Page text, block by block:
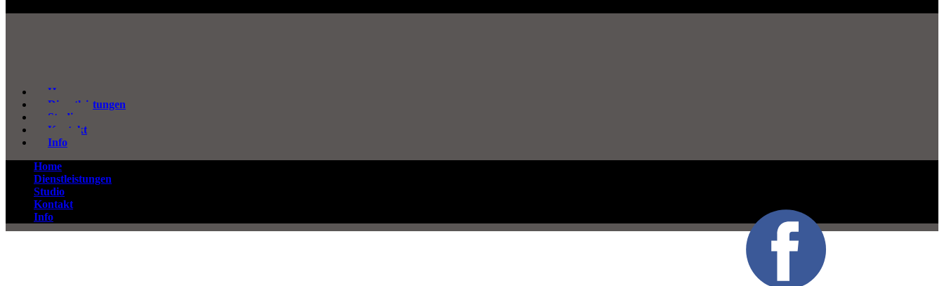
Home
Dienstleistungen
Studio
Kontakt
Info
Home
Dienstleistungen
Studio
Kontakt
Info